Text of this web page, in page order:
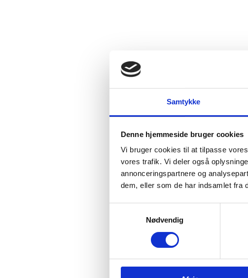
Samtykke
Denne hjemmeside bruger cookies
Vi bruger cookies til at tilpasse
vores trafik. Vi deler også
annonceringspartnere og
dem, eller som de har indsamlet fra
Nødvendig